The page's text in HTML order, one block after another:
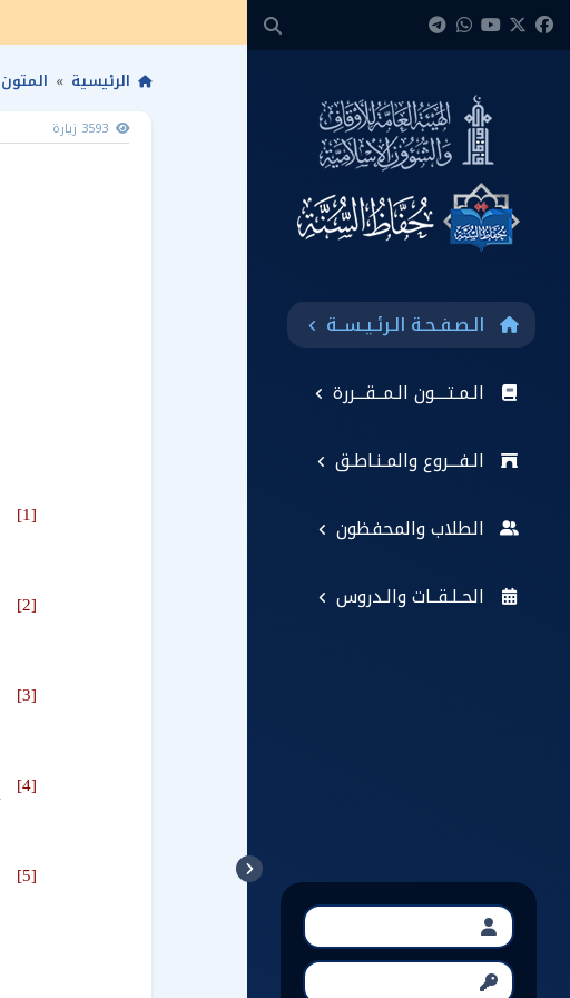
الـصـفـحـة الـرئـيـســة
الـمـتــــون الـمــقـــررة
الـفـــروع والمـنـاطـق
الطلاب والمحفظون
الحـلـقــات والـدروس
الرئيسية » المتون
3593 زيارة